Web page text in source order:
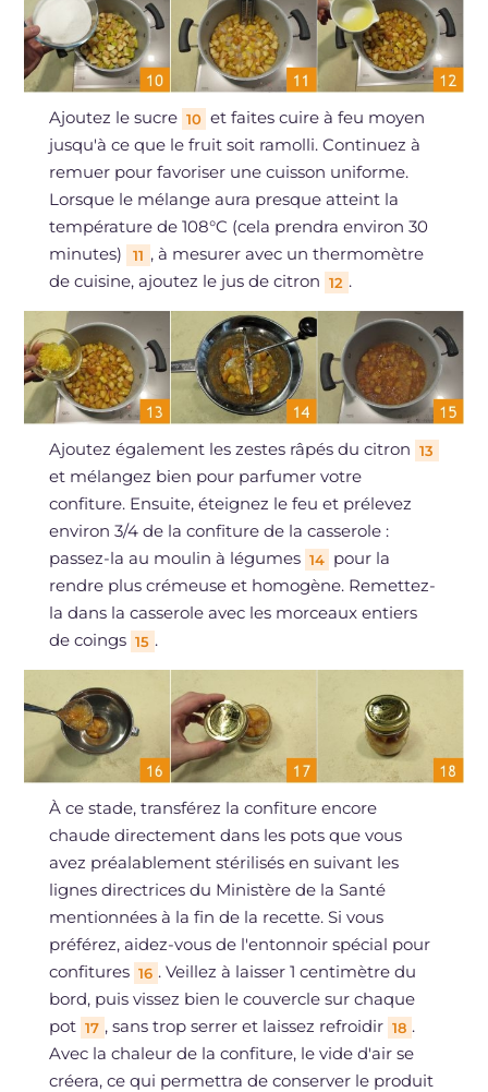
Ajoutez le sucre 10 et faites cuire à feu moyen
jusqu'à ce que le fruit soit ramolli. Continuez à
remuer pour favoriser une cuisson uniforme.
Lorsque le mélange aura presque atteint la
température de 108°C (cela prendra environ 30
minutes)
11 , à mesurer avec un thermomètre
de cuisine, ajoutez le jus de citron 12 .
Ajoutez également les zestes râpés du citron 13
et mélangez bien pour parfumer votre
confiture. Ensuite, éteignez le feu et prélevez
environ 3/4 de la confiture de la casserole :
passez-la au moulin à légumes 14 pour la
rendre plus crémeuse et homogène. Remettez-
la dans la casserole avec les morceaux entiers
de coings 15 .
À ce stade, transférez la confiture encore
chaude directement dans les pots que vous
avez préalablement stérilisés en suivant les
lignes directrices du Ministère de la Santé
mentionnées à la fin de la recette. Si vous
préférez, aidez-vous de l'entonnoir spécial pour
confitures 16 . Veillez à laisser 1 centimètre du
bord, puis vissez bien le couvercle sur chaque
pot 17 , sans trop serrer et laissez refroidir 18 .
Avec la chaleur de la confiture, le vide d'air se
créera, ce qui permettra de conserver le produit